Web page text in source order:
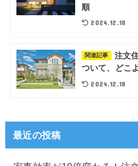
順
2024.12.18
関連記事
注文
ついて、どこ
2024.12.18
最近の投稿